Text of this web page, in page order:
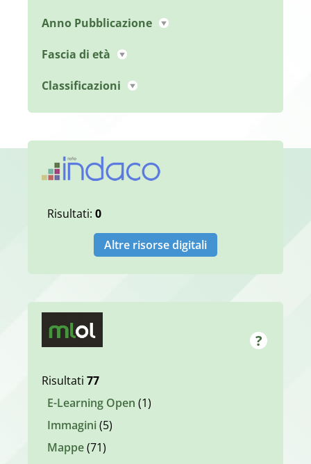
Anno Pubblicazione
Fascia di età
Classificazioni
Risultati: 0
Altre risorse digitali
Risultati 77
E-Learning Open (1)
Immagini(5)
Mappe(71)